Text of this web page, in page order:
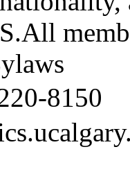
8150